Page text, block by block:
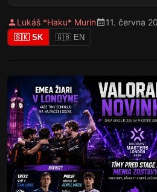
Lukáš *Haku* Murín 11. června
🇸🇰 SK 🇬🇧 EN